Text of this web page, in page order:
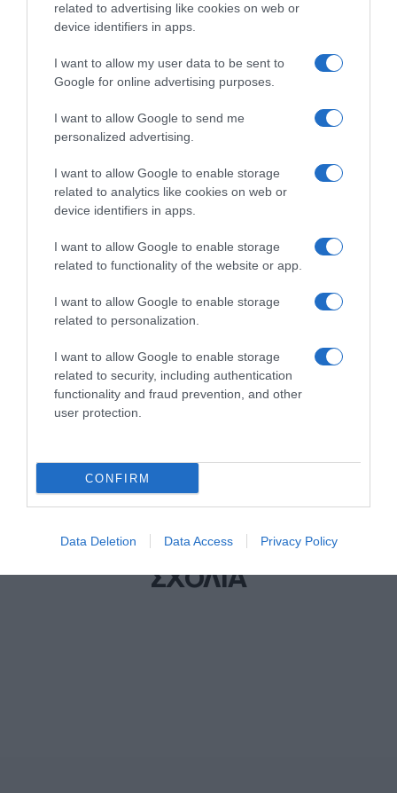
related to advertising like cookies on web or
device identifiers in apps.
I want to allow my user data to be sent to
Google for online advertising purposes.
I want to allow Google to send me
personalized advertising.
I want to allow Google to enable storage
related to analytics like cookies on web or
device identifiers in apps.
I want to allow Google to enable storage
related to functionality of the website or app.
I want to allow Google to enable storage
related to personalization.
I want to allow Google to enable storage
related to security, including authentication
functionality and fraud prevention, and other
user protection.
CONFIRM
Data Deletion Data Access Privacy Policy
5G παντού, 6G στον ορίζοντα: Πού
βρίσκεται η Ελλάδα στη μεγάλη
τεχνολογική μετάβαση
Ο “χάρτης” των πληρωμών από τον e-
ΕΦΚΑ και τη ΔΥΠΑ έως τις 14 Αυγούστου
Ακολούθησε το debater.gr στο
Google News
και μάθετε πρώτοι όλες τις ειδήσεις
Share Tweet
ΣΧΟΛΙΑ